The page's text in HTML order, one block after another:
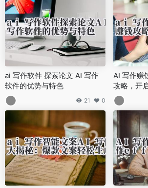
ai 写作软件 探索论文 AI 写作
软件的优势与特色
21 0
AI 写作赚
攻略，开